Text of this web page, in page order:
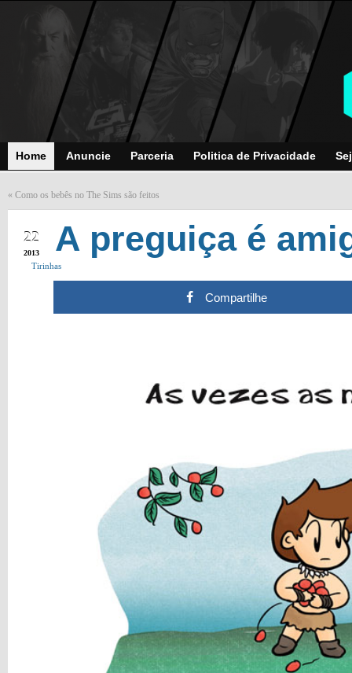
Home Anuncie Parceria Politica de Privacidade
« Como os bebês no The Sims são feitos
22
2013 A preguiça é
Tirinhas
Compartilhe